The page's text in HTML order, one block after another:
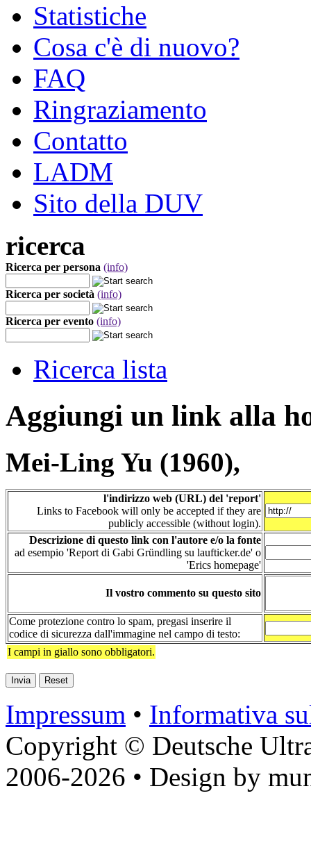
Statistiche
Cosa c'è di nuovo?
FAQ
Ringraziamento
Contatto
LADM
Sito della DUV
ricerca
Ricerca per persona (info)
Ricerca per società (info)
Ricerca per evento (info)
Ricerca lista
Aggiungi un link alla
Mei-Ling Yu (1960),
l'indirizzo web (URL) del 'report'
Links to Facebook will only be accepted if they are
publicly accessible (without login).
Descrizione di questo link con l'autore e/o la fonte
ad esempio 'Report di Gabi Gründling su laufticker.de' o
'Erics homepage'
Il vostro commento su questo sito
Come protezione contro lo spam, pregasi inserire il
codice di sicurezza dall'immagine nel campo di testo:
I campi in giallo sono obbligatori.
Impressum • Informativa
Copyright © Deutsche
2006-2026 • Design by